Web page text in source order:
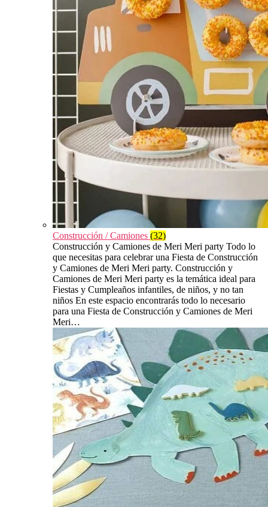
Construcción / Camiones (32)
Construcción y Camiones de Meri Meri party Todo lo
que necesitas para celebrar una Fiesta de Construcción
y Camiones de Meri Meri party. Construcción y
Camiones de Meri Meri party es la temática ideal para
Fiestas y Cumpleaños infantiles, de niños, y no tan
niños En este espacio encontrarás todo lo necesario
para una Fiesta de Construcción y Camiones de Meri
Meri…